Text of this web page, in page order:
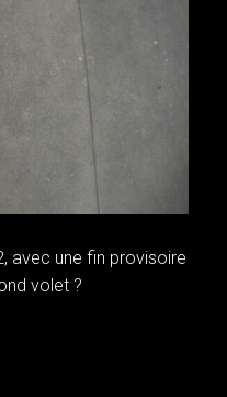
avec une fin provisoire
volet ?